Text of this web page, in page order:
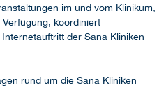
im und vom Klinikum,
koordiniert
der Sana Kliniken
rund um die Sana Kliniken